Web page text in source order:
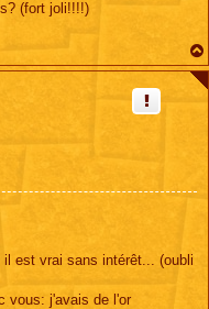
(fort joli!!!!)
est vrai sans intérêt... (oubli
vous: j'avais de l'or